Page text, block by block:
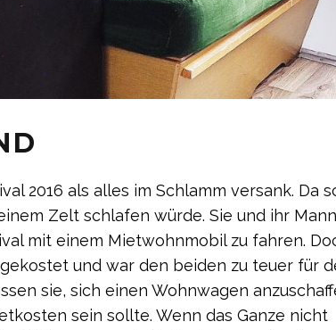
2016 als alles im Schlamm versank. Da
Zelt schlafen würde. Sie und ihr
mit einem Mietwohnmobil zu fahren.
gekostet und war den beiden zu teuer für
sie, sich einen Wohnwagen
sein sollte. Wenn das Ganze nicht